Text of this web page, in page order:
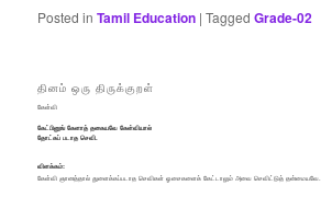
Posted in Tamil Education |Tagged Grade-02
தினம் ஒரு திருக்குறள்
கேள்வி
கேட்பினுங் கேளாத் தகையவே கேள்வியால்
தோட்கப் படாத செவி.
விளக்கம்:
கேள்வி ஞானத்தால் துளைக்கப்படாத செவிகள் ஓசைகளைக் கேட்டாலும் அவை செவிட்டுத் தன்மையவே.